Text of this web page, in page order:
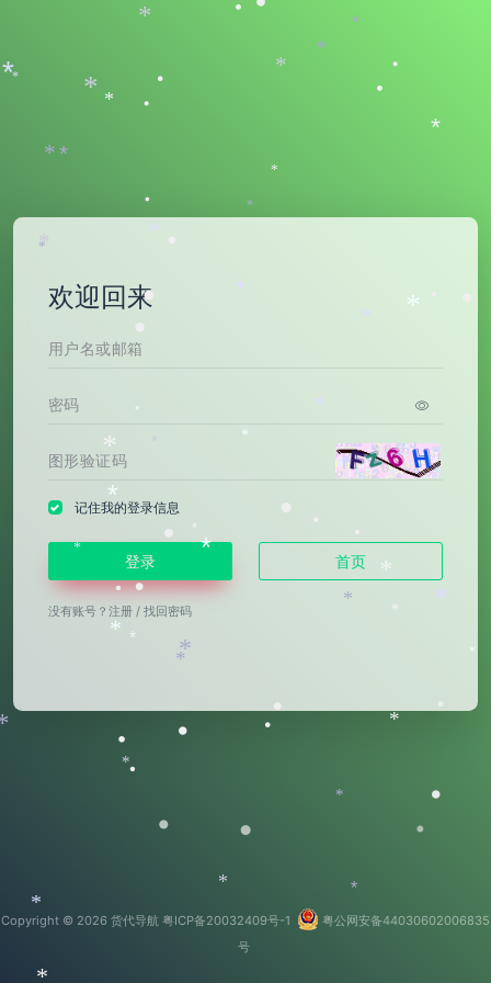
•
•
•
•
•
•
•
•
•
•
•
•
•
•
•
•
•
•
•
•
•
•
•
•
•
• •
欢迎回来
记住我的登录信息
登录 首页
没有账号？ 注册 / 找回密码
Copyright © 2026 货代导航 粤ICP备20032409号-1
粤公网安备44030602006835
号
*
*
*
*
*
*
*
*
*
*
*
*
*
*
*
*
*
*
*
*
*
*
*
*
*
*
*
*
*
*
*
*
*
*
*
*
*
*
*
*
*